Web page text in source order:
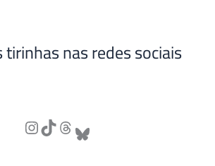
nas redes sociais